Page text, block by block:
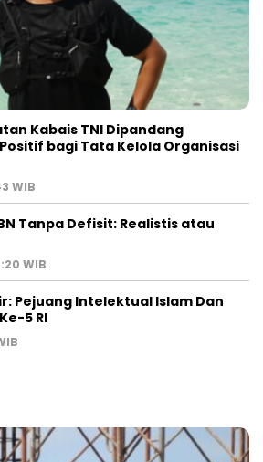
Kabais TNI Dipandang
bagi Tata Kelola Organisasi
WIB
Tanpa Defisit: Realistis atau
WIB
Pejuang Intelektual Islam Dan
5 RI